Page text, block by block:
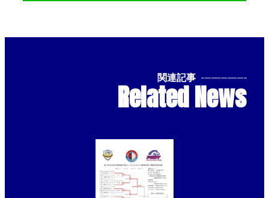
関連記事 --------------
Related News